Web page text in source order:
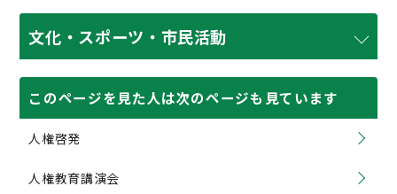
文化・スポーツ・市民活動
このページを見た人は次のページも見ています
人権啓発
人権教育講演会